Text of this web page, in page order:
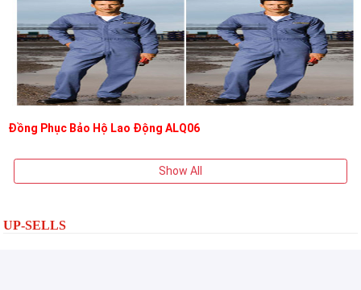
Đồng Phục Bảo Hộ Lao Động ALQ06
Show All
UP-SELLS